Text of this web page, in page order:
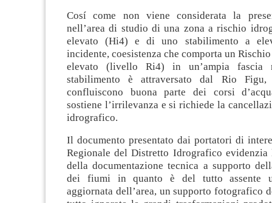
Cosí come non viene considerata la
nell’area di studio di una zona a rischio
elevato (Hi4) e di uno stabilimento a
incidente, coesistenza che comporta un
elevato (livello Ri4) in un’ampia fascia
stabilimento è attraversato dal Rio
confluiscono buona parte dei corsi
sostiene l’irrilevanza e si richiede la
idrografico.
Il documento presentato dai portatori di
Regionale del Distretto Idrografico
della documentazione tecnica a supporto
dei fiumi in quanto è del tutto assente
aggiornata dell’area, un supporto fotografico